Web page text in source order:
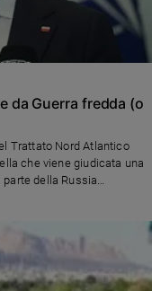
da Guerra fredda (o
Trattato Nord Atlantico
che viene giudicata una
della Russia